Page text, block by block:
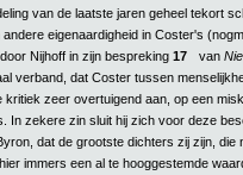
van de laatste jaren geheel tekort
andere eigenaardigheid in Coster's
Nijhoff in zijn bespreking 17 van
verband, dat Coster tussen
kritiek zeer overtuigend aan, op een
In zekere zin sluit hij zich voor deze
dat de grootste dichters zij zijn, die
immers een al te hooggestemde